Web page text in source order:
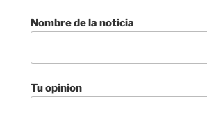
Nombre de la noticia
Tu opinion